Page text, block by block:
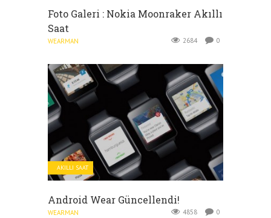
Foto Galeri : Nokia Moonraker Akıllı
Saat
WEARMAN 2684 0
AKILLI SAAT
Android Wear Güncellendi!
WEARMAN 4858 0